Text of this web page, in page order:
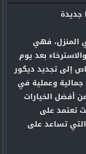
جديدة
المنزل، فهي
بعد يوم
إلى تجديد ديكور
وعملية في
أفضل الخيارات
تعتمد على
التي تساعد على